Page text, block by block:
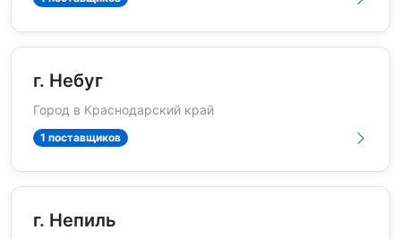
г. Небуг
Город в Краснодарский край
1 поставщиков
г. Непиль